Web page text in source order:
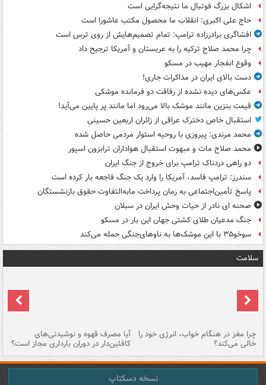
اشکال بزرگ فوتبال ما نتیجه‌گرایی است
حاج علی اکبری: انقلاب ما محصول مکتب عاشورا است
افشاگری برادرزاده ترامپ: تمام تصمیم‌هایش از روی ترس است
چرا محمد صلاح ترکیه را به عربستان و آمریکا ترجیح داد
وقوع انفجار مهیب در مسکو
دست بالای ایران در مذاکرات جاری!
عکس‌های دیده نشده از رفاقت دو فرمانده‌ موشکی
قیمت بنزین مانند موشک بالا می‌رود اما مانند پر پایین می‌آید!
استقبال خاص دخترک عراقی از زائران اربعین حسینی
محمد مرندی: پیروزی با روحیه استوار مردمی حاصل شده
محمد صلاح مات و مبهوت استقبال هواداران ترابزون اسپور
دو راهی دردناک ترامپ برای خروج از جنگ ایران
سندرز: ترامپ فاسد، آمریکا را وارد یک جنگ فاجعه بار کرده است
پاسخ تأمین‌اجتماعی به زمان پرداخت مابه‌التفاوت حقوق بازنشستگان
صحنه ای نادر از حیات وحش ایران در سبلان
جنگ مدعیان طلای کشتی جهان این بار در مسکو
سوخو۳۵ با این موشک‌ها به ناوهای‌جنگی حمله می‌کند
سلامت
چرا مغز در هنگام خواب، انرژی خود را
خالی می‌کند؟
آیا مصرف قهوه و نوشیدنی‌های
کافئین‌دار در دوران بارداری مجاز است؟
نسخه دسکتاپ